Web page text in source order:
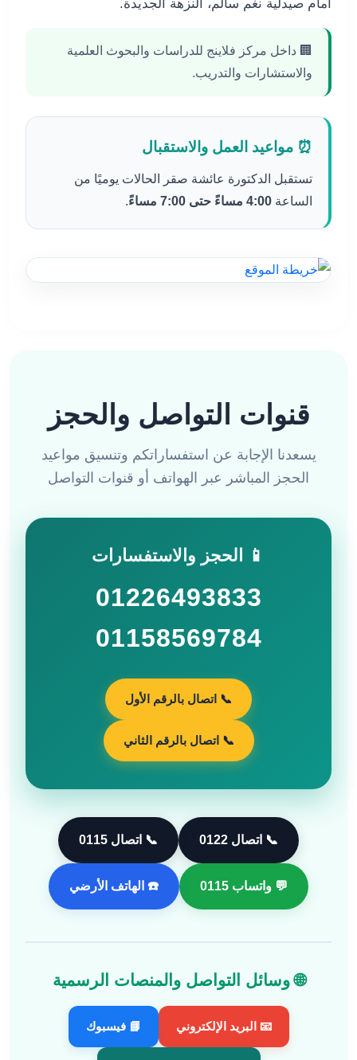
أمام صيدلية نغم سالم، النزهة الجديدة.
🏢 داخل مركز فلاينج للدراسات والبحوث العلمية
والاستشارات والتدريب.
⏰ مواعيد العمل والاستقبال
تستقبل الدكتورة عائشة صقر الحالات يوميًا من
الساعة 4:00 مساءً حتى 7:00 مساءً .
قنوات التواصل والحجز
يسعدنا الإجابة عن استفساراتكم وتنسيق مواعيد
الحجز المباشر عبر الهواتف أو قنوات التواصل
📱 الحجز والاستفسارات
01226493833
01158569784
📞 اتصال بالرقم الأول
📞 اتصال بالرقم الثاني
📞 اتصال 0122 📞 اتصال 0115
💬 واتساب 0115 ☎️ الهاتف الأرضي
🌐 وسائل التواصل والمنصات الرسمية
📧 البريد الإلكتروني 📘 فيسبوك